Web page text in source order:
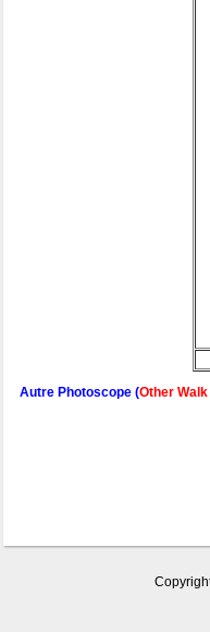
Autre Photoscope (Other